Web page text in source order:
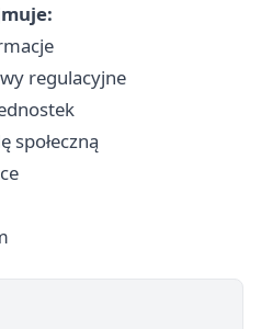
regulacyjne
społeczną